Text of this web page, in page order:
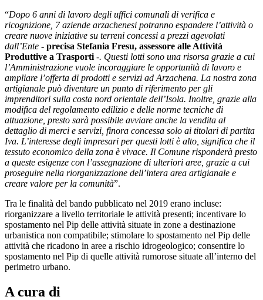
“Dopo 6 anni di lavoro degli uffici comunali di verifica e
ricognizione, 7 aziende arzachenesi potranno espandere l’attività o
creare nuove iniziative su terreni concessi a prezzi agevolati
dall’Ente - precisa Stefania Fresu, assessore alle Attività
Produttive a Trasporti -. Questi lotti sono una risorsa grazie a cui
l’Amministrazione vuole incoraggiare le opportunità di lavoro e
ampliare l’offerta di prodotti e servizi ad Arzachena. La nostra zona
artigianale può diventare un punto di riferimento per gli
imprenditori sulla costa nord orientale dell’Isola. Inoltre, grazie alla
modifica del regolamento edilizio e delle norme tecniche di
attuazione, presto sarà possibile avviare anche la vendita al
dettaglio di merci e servizi, finora concessa solo ai titolari di partita
Iva. L’interesse degli impresari per questi lotti è alto, significa che il
tessuto economico della zona è vivace. Il Comune risponderà presto
a queste esigenze con l’assegnazione di ulteriori aree, grazie a cui
proseguire nella riorganizzazione dell’intera area artigianale e
creare valore per la comunità”.
Tra le finalità del bando pubblicato nel 2019 erano incluse:
riorganizzare a livello territoriale le attività presenti; incentivare lo
spostamento nel Pip delle attività situate in zone a destinazione
urbanistica non compatibile; stimolare lo spostamento nel Pip delle
attività che ricadono in aree a rischio idrogeologico; consentire lo
spostamento nel Pip di quelle attività rumorose situate all’interno del
perimetro urbano.
A cura di